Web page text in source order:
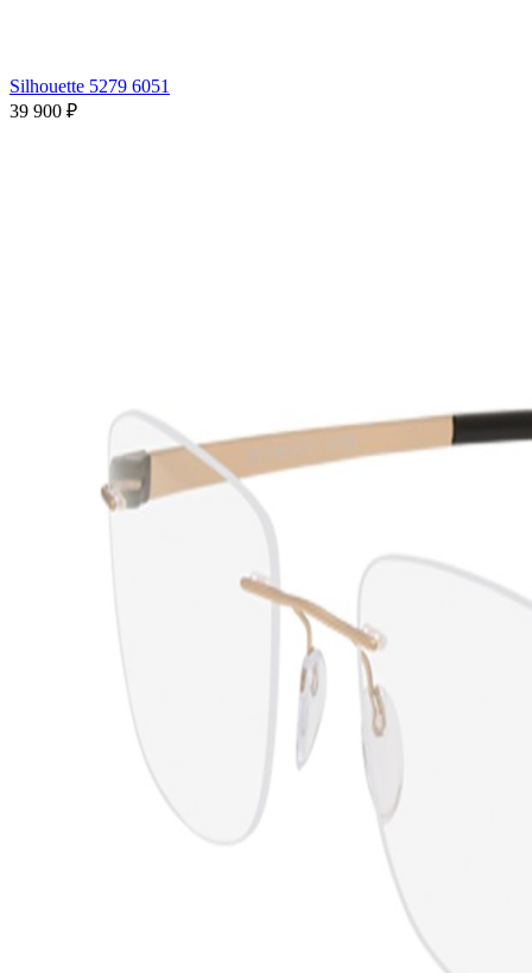
Silhouette 5279 6051
39 900 ₽